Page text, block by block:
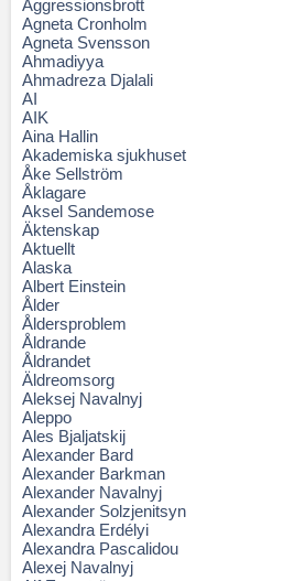
Aggressionsbrott
Agneta Cronholm
Agneta Svensson
Ahmadiyya
Ahmadreza Djalali
AI
AIK
Aina Hallin
Akademiska sjukhuset
Åke Sellström
Åklagare
Aksel Sandemose
Äktenskap
Aktuellt
Alaska
Albert Einstein
Ålder
Åldersproblem
Åldrande
Åldrandet
Äldreomsorg
Aleksej Navalnyj
Aleppo
Ales Bjaljatskij
Alexander Bard
Alexander Barkman
Alexander Navalnyj
Alexander Solzjenitsyn
Alexandra Erdélyi
Alexandra Pascalidou
Alexej Navalnyj